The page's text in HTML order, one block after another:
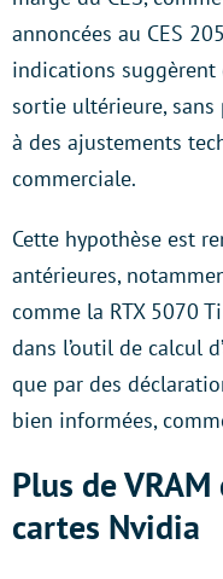
annoncées au CES
indications
sortie ultérieure,
à des ajustements
commerciale.
Cette hypothèse est
antérieures,
comme la RTX 5070
dans l’outil de calcul
que par des
bien informées,
Plus de
cartes Nvidia